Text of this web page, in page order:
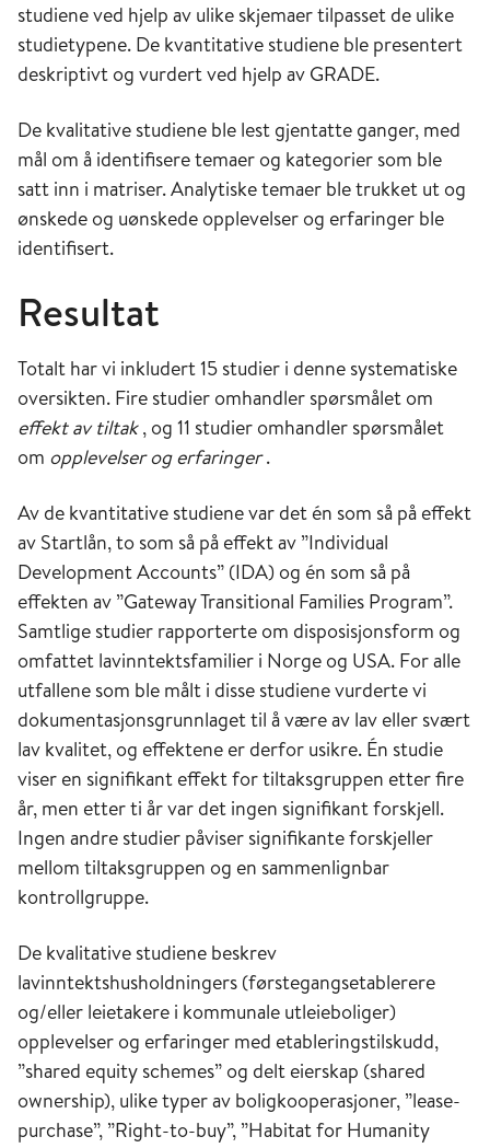
studiene ved hjelp av ulike skjemaer tilpasset de ulike
studietypene. De kvantitative studiene ble presentert
deskriptivt og vurdert ved hjelp av GRADE.
De kvalitative studiene ble lest gjentatte ganger, med
mål om å identifisere temaer og kategorier som ble
satt inn i matriser. Analytiske temaer ble trukket ut og
ønskede og uønskede opplevelser og erfaringer ble
identifisert.
Resultat
Totalt har vi inkludert 15 studier i denne systematiske
oversikten. Fire studier omhandler spørsmålet om
effekt av tiltak, og 11 studier omhandler spørsmålet
om opplevelser og erfaringer.
Av de kvantitative studiene var det én som så på effekt
av Startlån, to som så på effekt av ”Individual
Development Accounts” (IDA) og én som så på
effekten av ”Gateway Transitional Families Program”.
Samtlige studier rapporterte om disposisjonsform og
omfattet lavinntektsfamilier i Norge og USA. For alle
utfallene som ble målt i disse studiene vurderte vi
dokumentasjonsgrunnlaget til å være av lav eller svært
lav kvalitet, og effektene er derfor usikre. Én studie
viser en signifikant effekt for tiltaksgruppen etter fire
år, men etter ti år var det ingen signifikant forskjell.
Ingen andre studier påviser signifikante forskjeller
mellom tiltaksgruppen og en sammenlignbar
kontrollgruppe.
De kvalitative studiene beskrev
lavinntektshusholdningers (førstegangsetablerere
og/eller leietakere i kommunale utleieboliger)
opplevelser og erfaringer med etableringstilskudd,
”shared equity schemes” og delt eierskap (shared
ownership), ulike typer av boligkooperasjoner, ”lease-
purchase”, ”Right-to-buy”, ”Habitat for Humanity